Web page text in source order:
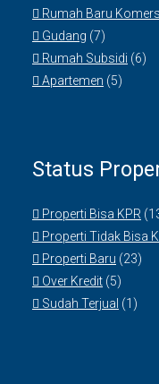
Rumah Baru
Gudang (7)
Rumah Subsidi (6)
Apartemen (5)
Status
Properti Bisa KPR
Properti Tidak Bisa
Properti Baru (23)
Over Kredit (5)
Sudah Terjual (1)